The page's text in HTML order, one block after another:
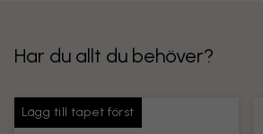
Har du allt du behöver?
Lägg till tapet först